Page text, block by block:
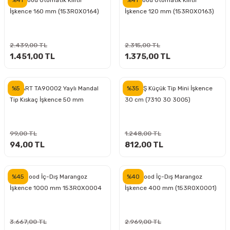
Tabanı
İşkence 160 mm (153ROX0164)
2.439,00 TL
1.451,00 TL
İşkence 120 mm (153ROX0163)
2.315,00 TL
1.375,00 TL
%5
TOPART TA90002 Yaylı Mandal
Tip Kıskaç İşkence 50 mm
99,00 TL
94,00 TL
%35
İZELTAŞ Küçük Tip Mini İşkence
30 cm (7310 30 3005)
1.248,00 TL
812,00 TL
%45
ROX Wood İç-Dış Marangoz
İşkence 1000 mm 153ROX0004
3.667,00 TL
%40
ROX Wood İç-Dış Marangoz
İşkence 400 mm (153ROX0001)
2.969,00 TL